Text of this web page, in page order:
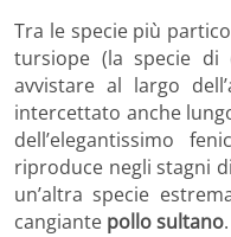
Tra le specie più
tursiope (la specie di
avvistare al largo
intercettato anche
dell’elegantissimo
riproduce negli stagni
un’altra specie
cangiante pollo sultano.